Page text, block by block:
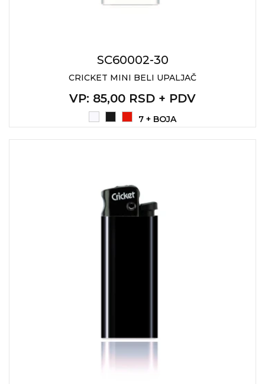
SC60002-30
CRICKET MINI BELI UPALJAČ
VP: 85,00 RSD + PDV
7 + BOJA